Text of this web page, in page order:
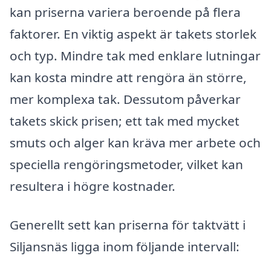
kan priserna variera beroende på flera
faktorer. En viktig aspekt är takets storlek
och typ. Mindre tak med enklare lutningar
kan kosta mindre att rengöra än större,
mer komplexa tak. Dessutom påverkar
takets skick prisen; ett tak med mycket
smuts och alger kan kräva mer arbete och
speciella rengöringsmetoder, vilket kan
resultera i högre kostnader.
Generellt sett kan priserna för taktvätt i
Siljansnäs ligga inom följande intervall: